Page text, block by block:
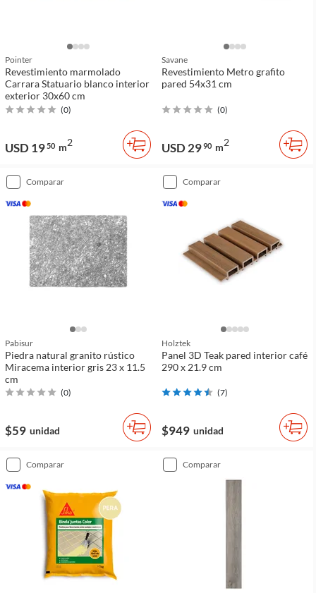
Pointer
Revestimiento marmolado
Carrara Statuario blanco interior
exterior 30x60 cm
(0)
USD 19 50 m2
Savane
Revestimiento Metro grafito
pared 54x31 cm
(0)
USD 2990 m2
comparar
Pabisur
Piedra natural granito rústico
Miracema interior gris 23 x 11.5
cm
(0)
$59 unidad
comparar
Holztek
Panel 3D Teak pared interior café
290 x 21.9 cm
(7)
$949 unidad
comparar comparar